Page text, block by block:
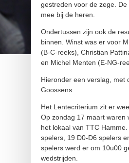
gestreden voor de zege. De
mee bij de heren.
Ondertussen zijn ook de
binnen. Winst was er voor
(B-C-reeks), Christian
en Michel Menten (E-NG-
Hieronder een verslag, met
Goossens...
Het Lentecriterium zit er
Op zondag 17 maart waren
het lokaal van TTC
spelers, 19 D0-D6 spelers
spelers werd er om 10u00
wedstrijden.